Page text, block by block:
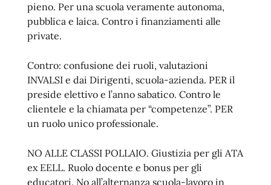
pieno. Per una scuola veramente autonoma,
pubblica e laica. Contro i finanziamenti alle
private.
Contro: confusione dei ruoli, valutazioni
INVALSI e dai Dirigenti, scuola-azienda. PER il
preside elettivo e l’anno sabatico. Contro le
clientele e la chiamata per “competenze”. PER
un ruolo unico professionale.
NO ALLE CLASSI POLLAIO. Giustizia per gli ATA
ex EELL. Ruolo docente e bonus per gli
educatori. No all’alternanza scuola-lavoro in